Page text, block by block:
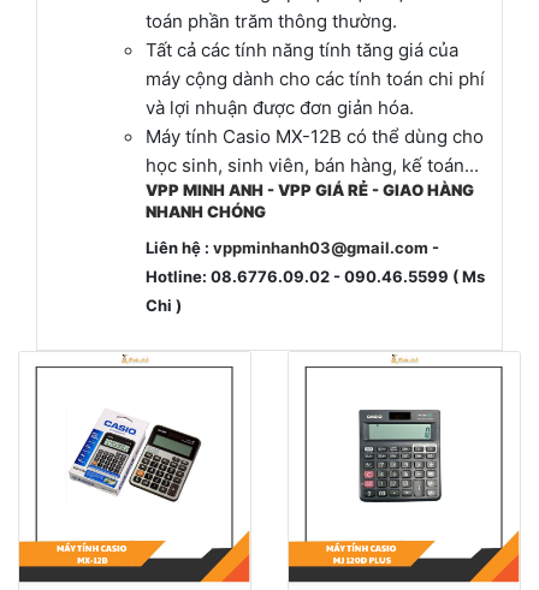
toán phần trăm thông thường.
Tất cả các tính năng tính tăng giá của
máy cộng dành cho các tính toán chi phí
và lợi nhuận được đơn giản hóa.
Máy tính Casio MX-12B có thể dùng cho
học sinh, sinh viên, bán hàng, kế toán...
VPP MINH ANH - VPP GIÁ RẺ - GIAO HÀNG
NHANH CHÓNG
Liên hệ : vppminhanh03@gmail.com -
Hotline: 08.6776.09.02 - 090.46.5599 ( Ms
Chi )